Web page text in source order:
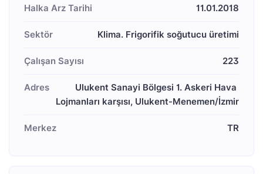
Halka Arz Tarihi 11.01.2018
Sektör Klima. Frigorifik soğutucu üretimi
Çalışan Sayısı 223
Adres
Ulukent Sanayi Bölgesi 1. Askeri Hava
Lojmanları karşısı, Ulukent-Menemen/İzmir
Merkez TR